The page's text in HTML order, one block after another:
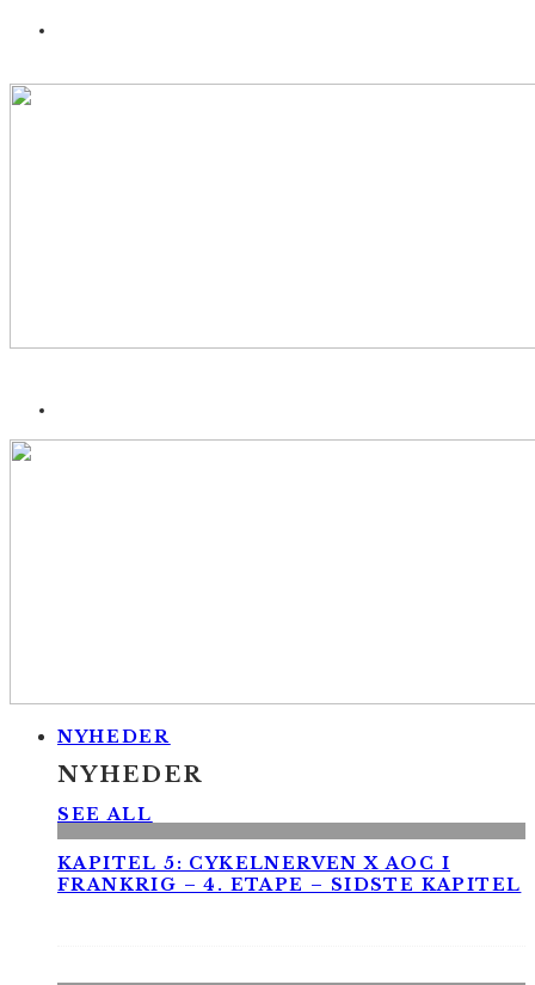
NYHEDER
NYHEDER
SEE ALL
KAPITEL 5: CYKELNERVEN X AOC I
FRANKRIG – 4. ETAPE – SIDSTE KAPITEL